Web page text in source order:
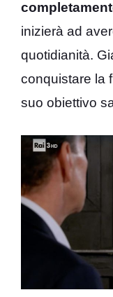
inizierà ad
quotidianità.
conquistare la
suo obiettivo